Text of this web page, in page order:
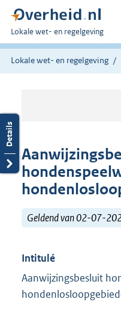
U
bent
hier:
Lokale wet- en regelgeving
Lokale wet- en regelgeving
Geldend van 02-07-
Intitulé
Aanwijzingsbesluit